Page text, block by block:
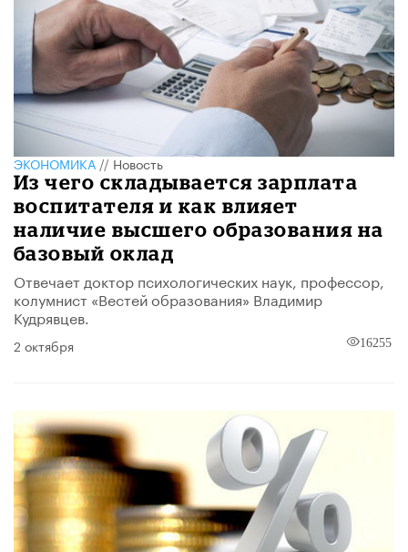
ЭКОНОМИКА//Новость
Из чего складывается зарплата
воспитателя и как влияет
наличие высшего образования на
базовый оклад
Отвечает доктор психологических наук, профессор,
колумнист «Вестей образования» Владимир
Кудрявцев.
2 октября 16255